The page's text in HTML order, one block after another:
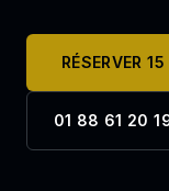
RÉSERVER
01 88 61 20